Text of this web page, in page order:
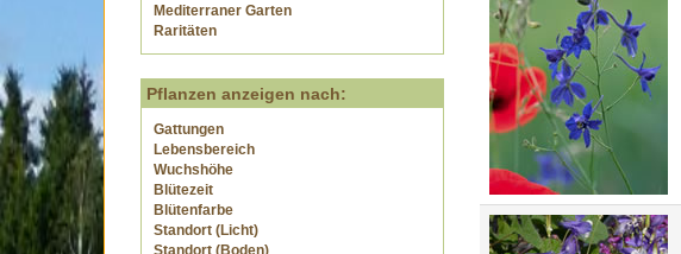
Mediterraner Garten
Raritäten
Pflanzen anzeigen nach:
Gattungen
Lebensbereich
Wuchshöhe
Blütezeit
Blütenfarbe
Standort (Licht)
Standort (Boden)